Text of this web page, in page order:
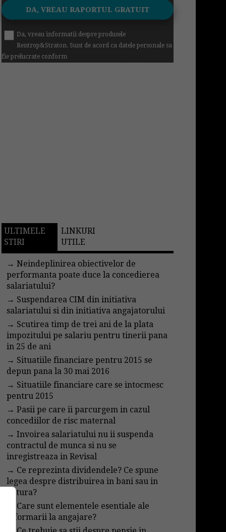
Da, vreau informatii despre produsele
Rentrop&Straton. Sunt de acord ca datele personale sa
fie prelucrate conform
ULTIMELE
STIRI
LINKURI
UTILE
→Neindeplinirea obiectivelor de
performanta poate duce la concedierea
salariatului?
→ Suspendarea CIM din initiativa
salariatului si din initiativa angajatorului
→ Scutirea timp de trei ani de la plata
impozitului pe salariu pentru tinerii pana
in 25 de ani
→ Situatiile financiare pentru 2015 se
depun pana la 30 mai 2016
→ Situatiile financiare care se intocmesc
pentru 2015
→Pasii pe care ii parcurgem in cazul
concediilor de risc maternal
→Invoirea salariatului nu ii suspenda
contractul de munca si nu se
inregistreaza in Revisal
→ Ce reprezinta dividendele? Ce spune
legea despre distribuirea in bani sau in
natura?
Care sunt elementele esentiale ale
informarii la angajare?